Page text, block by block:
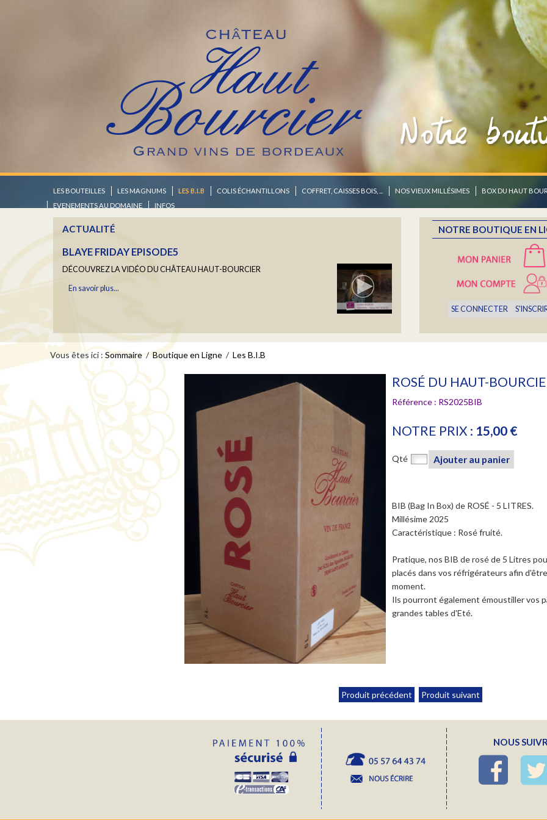
LES BOUTEILLES LES MAGNUMS LES B.I.B COLIS ÉCHANTILLONS COFFRET, CAISSES BOIS, ... NOS VIEUX MILLÉSIMES BOX DU HAUT
EVENEMENTS AU DOMAINE
INFOS
ACTUALITÉ
YOGA "RALENTIR" AVEC BARBARA COTTAVOZ
CALENDRIER 2025/2026
En savoir plus...
BLAYE FRIDAY EPISODE5
DÉCOUVREZ LA VIDÉO DU CHÂTEAU HAUT-BOURCIER
En savoir plus...
LES PORTRAITS DU HAUT BOURCIER
Une fois par semaine, nous vous ferons découvrir un portrait de la Famille
Bourcier...
En savoir plus...
YOGA "RALENTIR" AVEC BARBARA COTTAVOZ
Un moment hors du temps
En savoir plus...
NOTRE BOUTIQUE EN
SE CONNECTER
Vous êtes ici : Sommaire/Boutique en Ligne / Les B.I.B
ROSÉ DU HAUT-
Référence : RS2025BIB
NOTRE PRIX : 15,00 €
Qté Ajouter au panier
BIB (Bag In Box) de ROSÉ - 5 LITRES.
Millésime 2025
Caractéristique : Rosé fruité.
Pratique, nos BIB de rosé de 5 Litres
placés dans vos réfrigérateurs afin
moment.
Ils pourront également émoustiller vos
grandes tables d'Eté.
Produit précédent Produit suivant
NOUS